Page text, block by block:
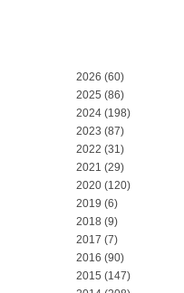
2026 (60)
2025 (86)
2024 (198)
2023 (87)
2022 (31)
2021 (29)
2020 (120)
2019 (6)
2018 (9)
2017 (7)
2016 (90)
2015 (147)